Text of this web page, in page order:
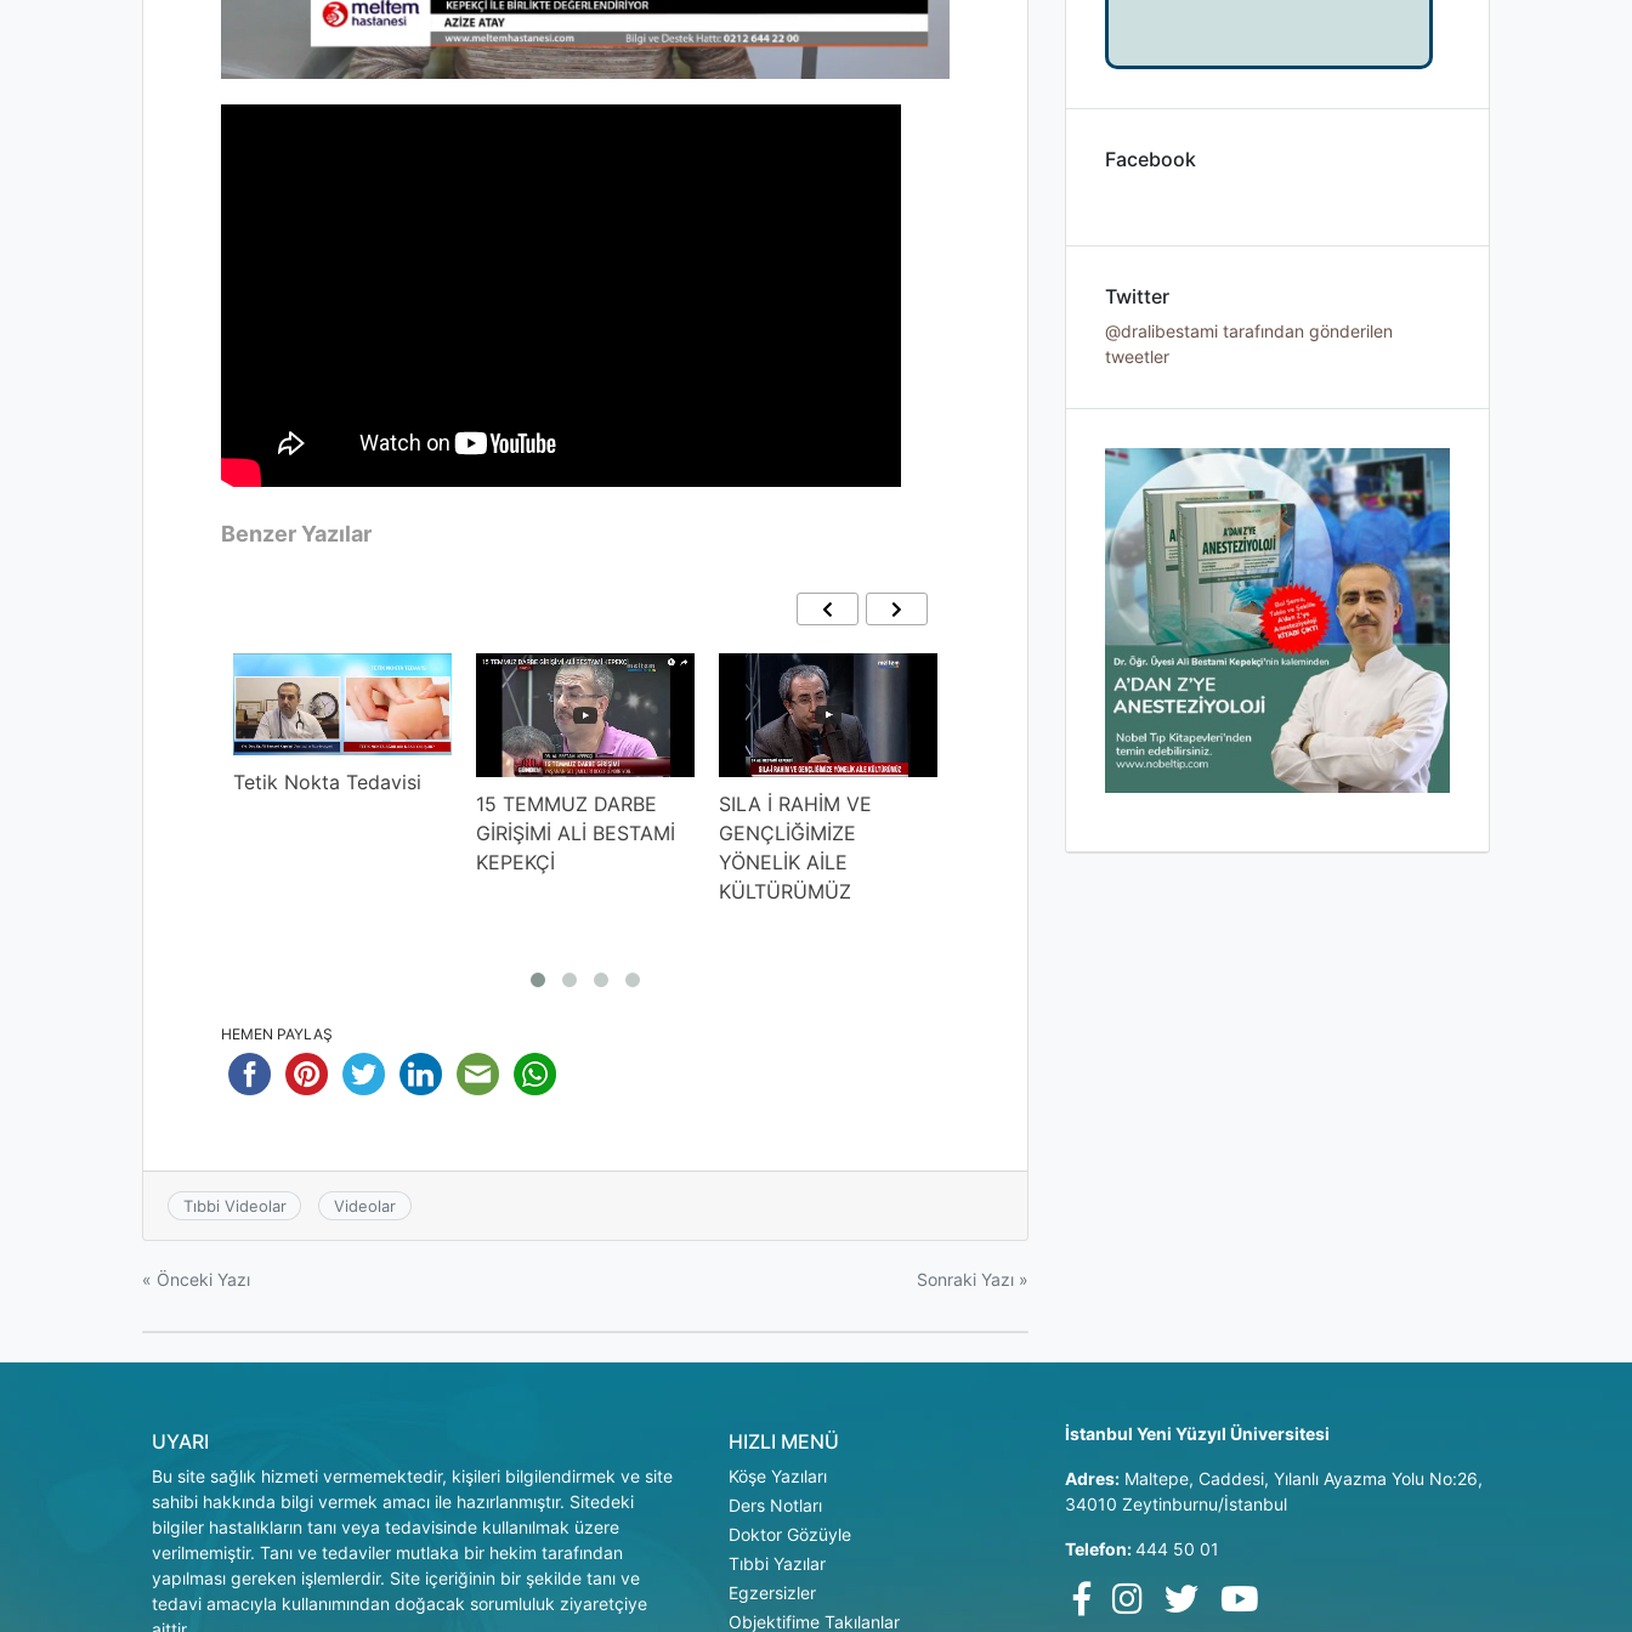
Benzer Yazılar
Tetik Nokta Tedavisi
15 TEMMUZ DARBE
GİRİŞİMİ ALİ BESTAMİ
KEPEKÇİ
SILA İ RAHİM VE
GENÇLİĞİMİZE
YÖNELİK AİLE
KÜLTÜRÜMÜZ
KADINLAR GÜNÜ
Tetik Nokta Tedavisi
KEPEKÇİ
HEMEN PAYLAŞ
Tıbbi Videolar Videolar
Yazı
gezinmesi
« Önceki Yazı Sonraki Yazı »
Facebook
Twitter
@dralibestami tarafından gönderilen
tweetler
UYARI
Bu site sağlık hizmeti vermemektedir, kişileri bilgilendirmek ve site
sahibi hakkında bilgi vermek amacı ile hazırlanmıştır. Sitedeki
bilgiler hastalıkların tanı veya tedavisinde kullanılmak üzere
verilmemiştir. Tanı ve tedaviler mutlaka bir hekim tarafından
yapılması gereken işlemlerdir. Site içeriğinin bir şekilde tanı ve
tedavi amacıyla kullanımından doğacak sorumluluk ziyaretçiye
HIZLI MENÜ
Köşe Yazıları
Ders Notları
Doktor Gözüyle
Tıbbi Yazılar
Egzersizler
Objektifime Takılanlar
İstanbul Yeni Yüzyıl Üniversitesi
Adres: Maltepe, Caddesi, Yılanlı Ayazma Yolu No:26,
34010 Zeytinburnu/İstanbul
Telefon:444 50 01